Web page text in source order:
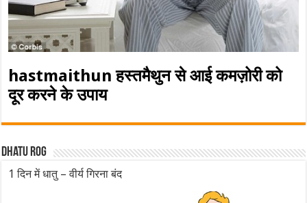
hastmaithun हस्तमैथुन से आई कमज़ोरी को
दूर करने के उपाय
Dhatu rog
1 दिन में धातु – वीर्य गिरना बंद